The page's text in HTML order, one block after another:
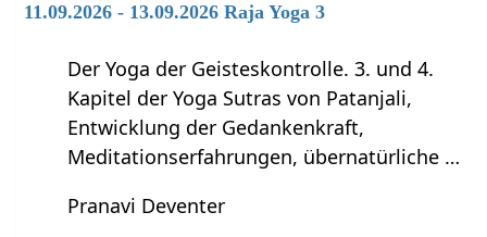
11.09.2026 - 13.09.2026 Raja Yoga 3
Der Yoga der Geisteskontrolle. 3. und 4.
Kapitel der Yoga Sutras von Patanjali,
Entwicklung der Gedankenkraft,
Meditationserfahrungen, übernatürliche …
Pranavi Deventer